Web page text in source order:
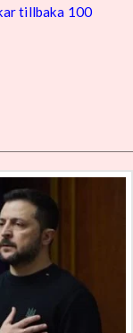
tillbaka 100